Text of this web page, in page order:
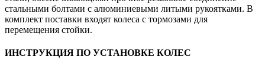
стальными болтами с алюминиевыми литыми рукоятками. В
комплект поставки входят колеса с тормозами для
перемещения стойки.
ИНСТРУКЦИЯ ПО УСТАНОВКЕ КОЛЕС